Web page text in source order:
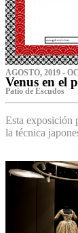
AGOSTO, 2019 -
Venus en el
P‌atio de Escudos
Esta exposición
la técnica